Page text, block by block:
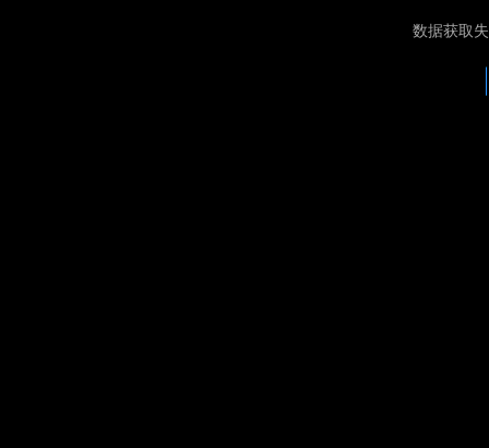
数据获取